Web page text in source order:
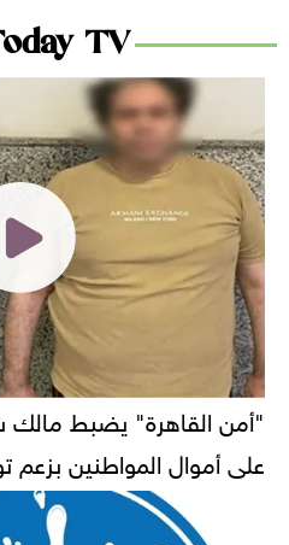
TV
"أمن القاهرة" يضبط
على أموال المواطنين بزعم